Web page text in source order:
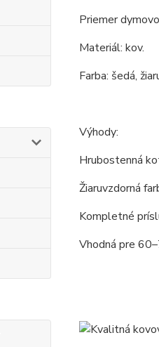
Priemer
Materiál: kov.
Farba: šedá,
Výhody:
Hrubostenná
Žiaruvzdorná
Kompletné
Vhodná pre